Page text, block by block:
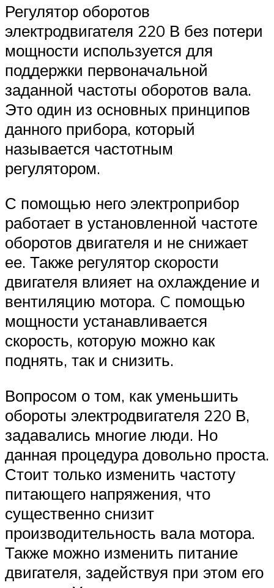
Регулятор оборотов
электродвигателя 220 В без потери
мощности используется для
поддержки первоначальной
заданной частоты оборотов вала.
Это один из основных принципов
данного прибора, который
называется частотным
регулятором.
С помощью него электроприбор
работает в установленной частоте
оборотов двигателя и не снижает
ее. Также регулятор скорости
двигателя влияет на охлаждение и
вентиляцию мотора. C помощью
мощности устанавливается
скорость, которую можно как
поднять, так и снизить.
Вопросом о том, как уменьшить
обороты электродвигателя 220 В,
задавались многие люди. Но
данная процедура довольно проста.
Стоит только изменить частоту
питающего напряжения, что
существенно снизит
производительность вала мотора.
Также можно изменить питание
двигателя, задействуя при этом его